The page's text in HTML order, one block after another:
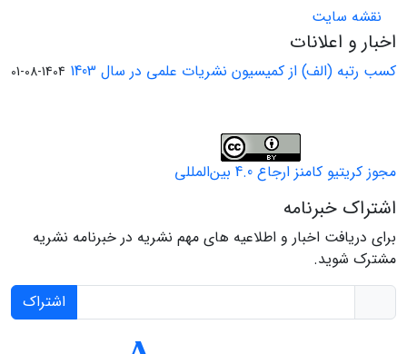
نقشه سایت
اخبار و اعلانات
کسب رتبه (الف) از کمیسیون نشریات علمی در سال 1403 1404-08-01
مجوز کریتیو کامنز ارجاع 4.0 بین‌المللی
اشتراک خبرنامه
برای دریافت اخبار و اطلاعیه های مهم نشریه در خبرنامه نشریه
مشترک شوید.
اشتراک